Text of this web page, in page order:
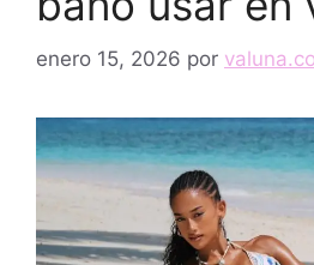
enero 15, 2026 por valuna.co